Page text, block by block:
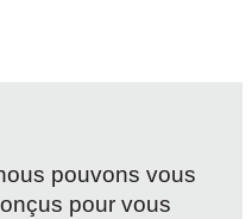
pouvons vous
pour vous